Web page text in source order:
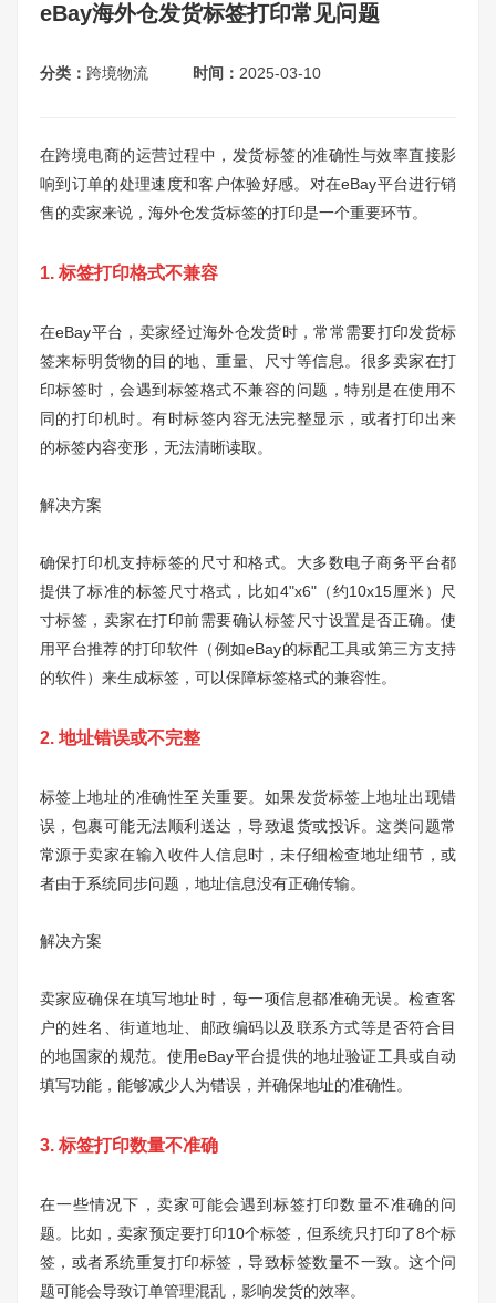
eBay海外仓发货标签打印常见问题
分类： 跨境物流 时间： 2025-03-10
在跨境电商的运营过程中，发货标签的准确性与效率直接影
响到订单的处理速度和客户体验好感。对在eBay平台进行销
售的卖家来说，海外仓发货标签的打印是一个重要环节。
1. 标签打印格式不兼容
在eBay平台，卖家经过海外仓发货时，常常需要打印发货标
签来标明货物的目的地、重量、尺寸等信息。很多卖家在打
印标签时，会遇到标签格式不兼容的问题，特别是在使用不
同的打印机时。有时标签内容无法完整显示，或者打印出来
的标签内容变形，无法清晰读取。
解决方案
确保打印机支持标签的尺寸和格式。大多数电子商务平台都
提供了标准的标签尺寸格式，比如4"x6"（约10x15厘米）尺
寸标签，卖家在打印前需要确认标签尺寸设置是否正确。使
用平台推荐的打印软件（例如eBay的标配工具或第三方支持
的软件）来生成标签，可以保障标签格式的兼容性。
2. 地址错误或不完整
标签上地址的准确性至关重要。如果发货标签上地址出现错
误，包裹可能无法顺利送达，导致退货或投诉。这类问题常
常源于卖家在输入收件人信息时，未仔细检查地址细节，或
者由于系统同步问题，地址信息没有正确传输。
解决方案
卖家应确保在填写地址时，每一项信息都准确无误。检查客
户的姓名、街道地址、邮政编码以及联系方式等是否符合目
的地国家的规范。使用eBay平台提供的地址验证工具或自动
填写功能，能够减少人为错误，并确保地址的准确性。
3. 标签打印数量不准确
在一些情况下，卖家可能会遇到标签打印数量不准确的问
题。比如，卖家预定要打印10个标签，但系统只打印了8个标
签，或者系统重复打印标签，导致标签数量不一致。这个问
题可能会导致订单管理混乱，影响发货的效率。